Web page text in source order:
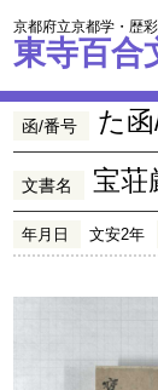
京都府立京都学・歴
東寺百合
函/番号 た
文書名 宝荘
年月日 文安2年